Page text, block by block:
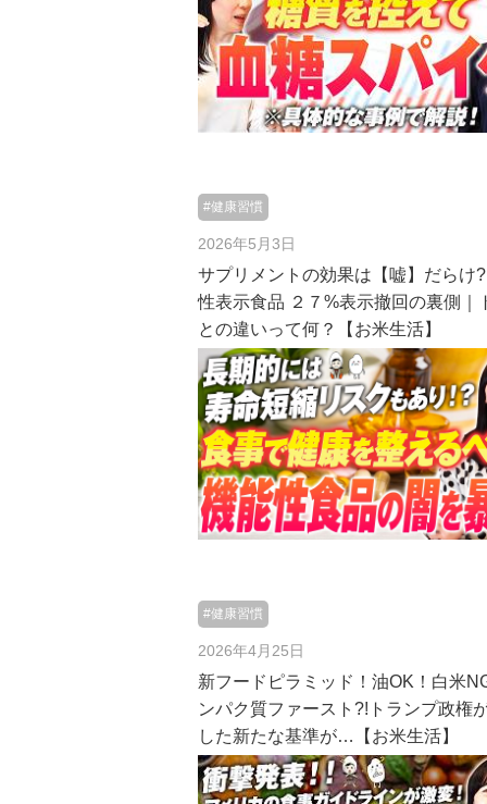
#健康習慣
2026年5月3日
サプリメントの効果は【嘘】だらけ
性表示食品 ２７%表示撤回の裏側｜
との違いって何？【お米生活】
#健康習慣
2026年4月25日
新フードピラミッド！油OK！白米
ンパク質ファースト?!トランプ政権
した新たな基準が…【お米生活】